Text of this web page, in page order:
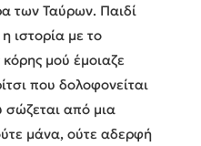
των Ταύρων. Παιδί
ιστορία με το
κόρης μού έμοιαζε
που δολοφονείται
σώζεται από μια
μάνα, ούτε αδερφή